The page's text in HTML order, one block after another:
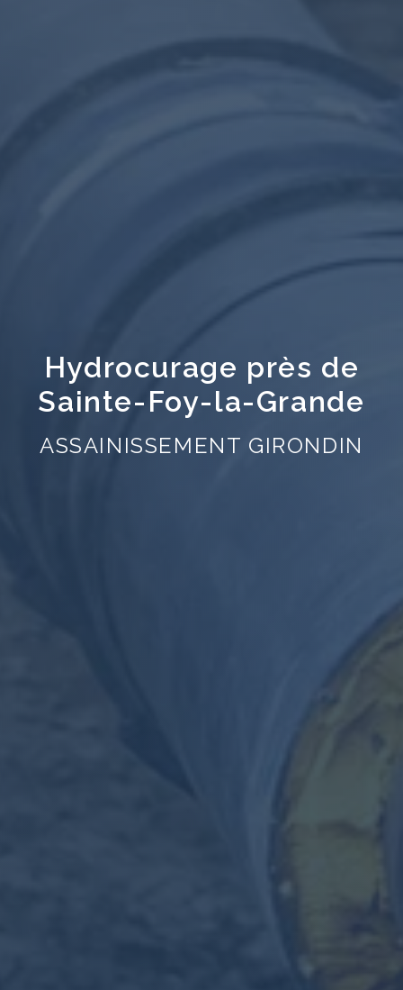
Hydrocurage près de
Sainte-Foy-la-Grande
ASSAINISSEMENT GIRONDIN